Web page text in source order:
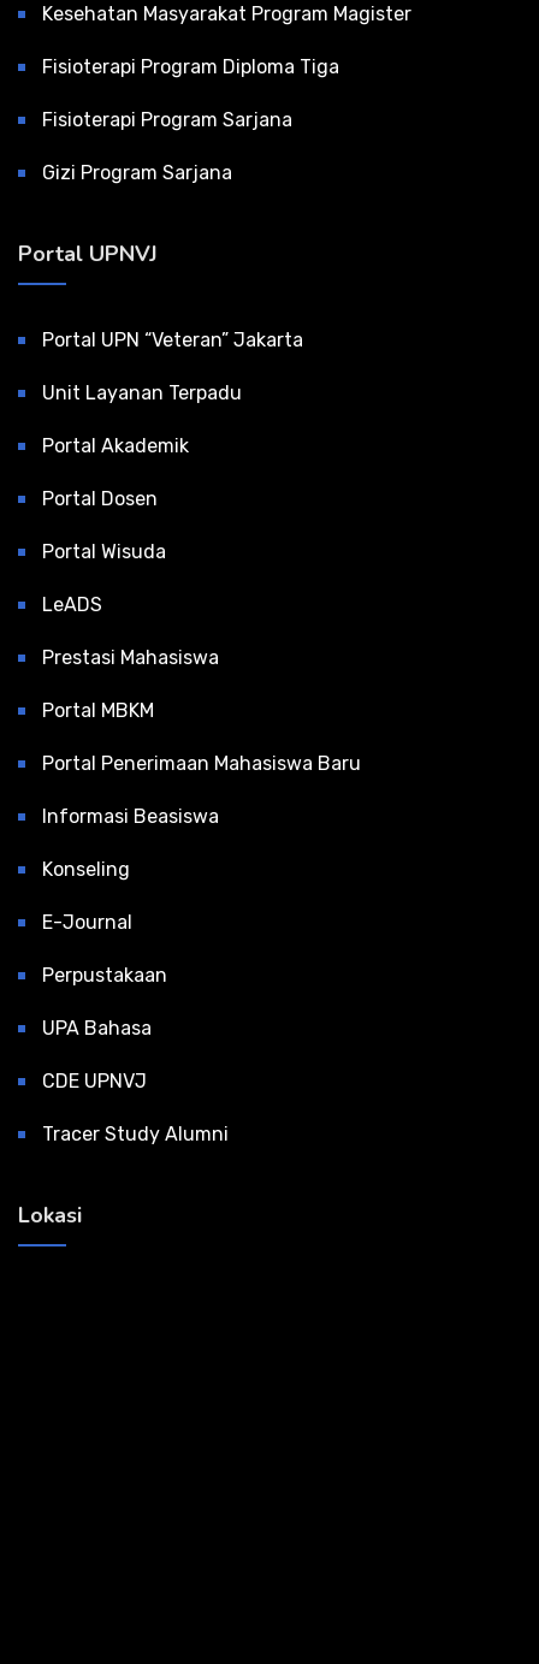
Kesehatan Masyarakat Program Magister
Fisioterapi Program Diploma Tiga
Fisioterapi Program Sarjana
Gizi Program Sarjana
Portal UPNVJ
Portal UPN “Veteran” Jakarta
Unit Layanan Terpadu
Portal Akademik
Portal Dosen
Portal Wisuda
LeADS
Prestasi Mahasiswa
Portal MBKM
Portal Penerimaan Mahasiswa Baru
Informasi Beasiswa
Konseling
E-Journal
Perpustakaan
UPA Bahasa
CDE UPNVJ
Tracer Study Alumni
Lokasi